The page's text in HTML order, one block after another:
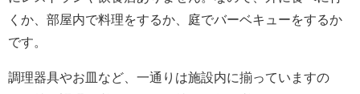
くか、部屋内で料理をするか、庭でバーベキューをするか
です。
調理器具やお皿など、一通りは施設内に揃っていますの